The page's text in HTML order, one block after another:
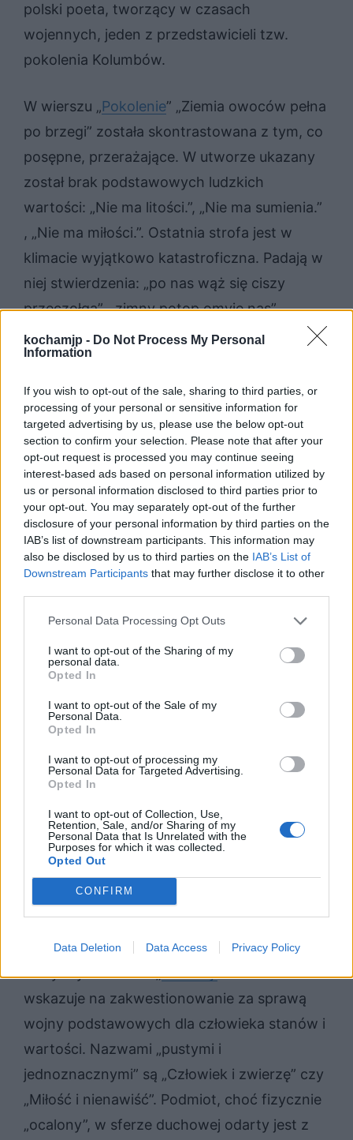
kochamjp - Do Not Process My Personal
Information
If you wish to opt-out of the sale, sharing to third parties, or
processing of your personal or sensitive information for
targeted advertising by us, please use the below opt-out
section to confirm your selection. Please note that after your
opt-out request is processed you may continue seeing
interest-based ads based on personal information utilized by
us or personal information disclosed to third parties prior to
your opt-out. You may separately opt-out of the further
disclosure of your personal information by third parties on the
IAB’s list of downstream participants. This information may
also be disclosed by us to third parties on the IAB’s List of
Downstream Participants that may further disclose it to other
Personal Data Processing Opt Outs
I want to opt-out of the Sharing of my
personal data.
Opted In
I want to opt-out of the Sale of my
Personal Data.
Opted In
I want to opt-out of processing my
Personal Data for Targeted Advertising.
Opted In
I want to opt-out of Collection, Use,
Retention, Sale, and/or Sharing of my
Personal Data that Is Unrelated with the
Purposes for which it was collected.
Opted Out
CONFIRM
Data Deletion Data Access Privacy Policy
polski poeta, tworzący w czasach
wojennych, jeden z przedstawicieli tzw.
pokolenia Kolumbów.
W wierszu „Pokolenie” „Ziemia owoców pełna
po brzegi” została skontrastowana z tym, co
posępne, przerażające. W utworze ukazany
został brak podstawowych ludzkich
wartości: „Nie ma litości.”, „Nie ma sumienia.”
, „Nie ma miłości.”. Ostatnia strofa jest w
klimacie wyjątkowo katastroficzna. Padają w
niej stwierdzenia: „po nas wąż się ciszy
przeczołga”, „zimny potop omyje nas”.
Podmiot liryczny roztacza wizję śmierci tych,
którzy zginą na wojnie – nieuchronność losu
jest tu porażająca. Nie wiadomo, czy pamięć
o bohaterach przetrwa – wyrażają to ostatnie
strofy wiersza („czy nam postawią, z litości
chociaż, / nad grobem krzyż.”).
Różewicz
Tadeusz Różewicz (1921-2014) to polski
W słynnym wierszu „Ocalony” Różewicz
wskazuje na zakwestionowanie za sprawą
wojny podstawowych dla człowieka stanów i
wartości. Nazwami „pustymi i
jednoznacznymi” są „Człowiek i zwierzę” czy
„Miłość i nienawiść”. Podmiot, choć fizycznie
„ocalony”, w sferze duchowej odarty jest z